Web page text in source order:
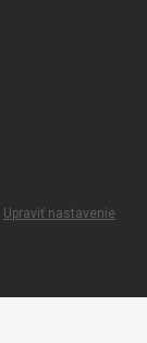
Upraviť nastavenie